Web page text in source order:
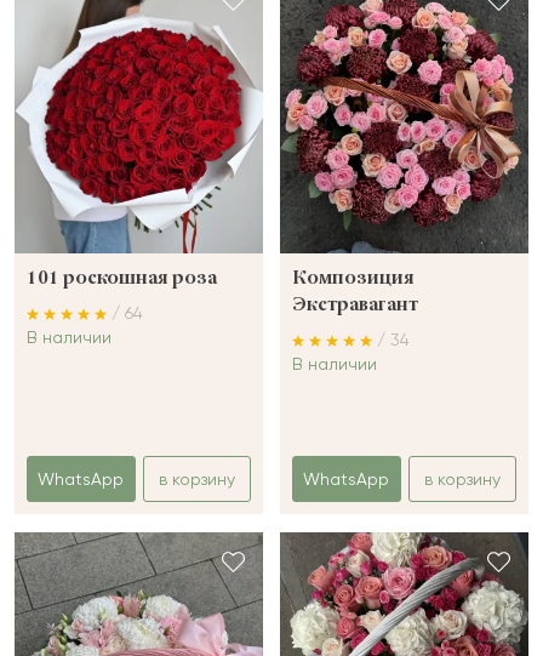
101 роскошная роза
/ 64
В наличии
WhatsApp в корзину
Композиция
Экстравагант
/ 34
В наличии
WhatsApp в корзину